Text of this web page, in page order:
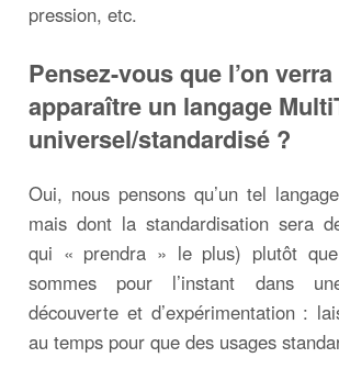
pression, etc.
Pensez-vous que l’on
apparaître un langage
universel/standardisé ?
Oui, nous pensons qu’un tel
mais dont la standardisation sera
qui « prendra » le plus) plutôt
sommes pour l’instant dans
découverte et d’expérimentation :
au temps pour que des usages